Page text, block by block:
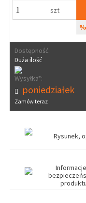
szt
%
Dostępność:
Duża ilość
Wysyłka*:
poniedziałek
Zamów teraz
Rysunek,
produktu